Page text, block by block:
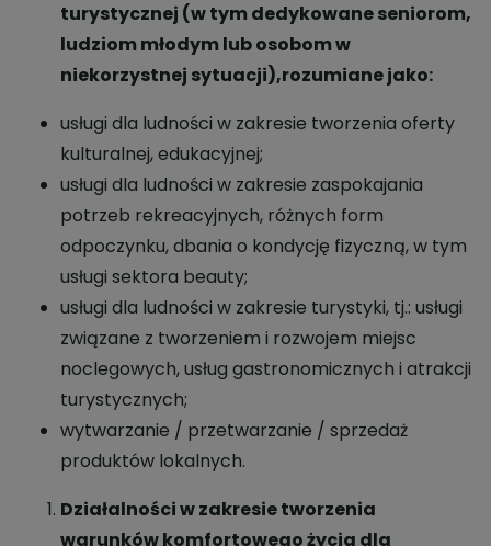
turystycznej (w tym dedykowane seniorom,
ludziom młodym lub osobom w
niekorzystnej sytuacji),rozumiane jako:
usługi dla ludności w zakresie tworzenia oferty
kulturalnej, edukacyjnej;
usługi dla ludności w zakresie zaspokajania
potrzeb rekreacyjnych, różnych form
odpoczynku, dbania o kondycję fizyczną, w tym
usługi sektora beauty;
usługi dla ludności w zakresie turystyki, tj.: usługi
związane z tworzeniem i rozwojem miejsc
noclegowych, usług gastronomicznych i atrakcji
turystycznych;
wytwarzanie / przetwarzanie / sprzedaż
produktów lokalnych.
Działalności w zakresie tworzenia
warunków komfortowego życia dla